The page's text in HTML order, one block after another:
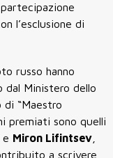
l’esclusione di
russo hanno
Ministero dello
“Maestro
premiati sono quelli
e Miron Lifintsev
a scrivere